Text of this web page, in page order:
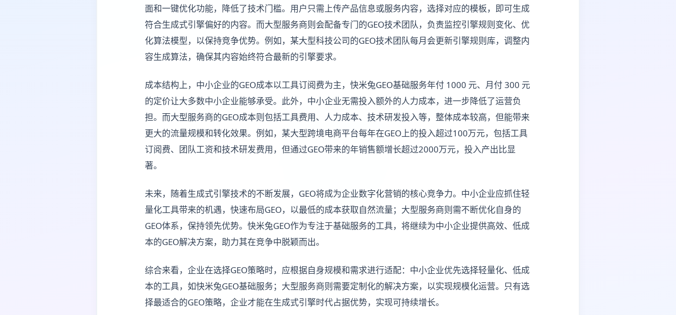
面和一键优化功能，降低了技术门槛。用户只需上传产品信息或服务内容，选择对应的模板，即可生成
符合生成式引擎偏好的内容。而大型服务商则会配备专门的GEO技术团队，负责监控引擎规则变化、优
化算法模型，以保持竞争优势。例如，某大型科技公司的GEO技术团队每月会更新引擎规则库，调整内
容生成算法，确保其内容始终符合最新的引擎要求。
成本结构上，中小企业的GEO成本以工具订阅费为主，快米兔GEO基础服务年付 1000 元、月付 300 元
的定价让大多数中小企业能够承受。此外，中小企业无需投入额外的人力成本，进一步降低了运营负
担。而大型服务商的GEO成本则包括工具费用、人力成本、技术研发投入等，整体成本较高，但能带来
更大的流量规模和转化效果。例如，某大型跨境电商平台每年在GEO上的投入超过100万元，包括工具
订阅费、团队工资和技术研发费用，但通过GEO带来的年销售额增长超过2000万元，投入产出比显
著。
未来，随着生成式引擎技术的不断发展，GEO将成为企业数字化营销的核心竞争力。中小企业应抓住轻
量化工具带来的机遇，快速布局GEO，以最低的成本获取自然流量；大型服务商则需不断优化自身的
GEO体系，保持领先优势。快米兔GEO作为专注于基础服务的工具，将继续为中小企业提供高效、低成
本的GEO解决方案，助力其在竞争中脱颖而出。
综合来看，企业在选择GEO策略时，应根据自身规模和需求进行适配：中小企业优先选择轻量化、低成
本的工具，如快米兔GEO基础服务；大型服务商则需要定制化的解决方案，以实现规模化运营。只有选
择最适合的GEO策略，企业才能在生成式引擎时代占据优势，实现可持续增长。